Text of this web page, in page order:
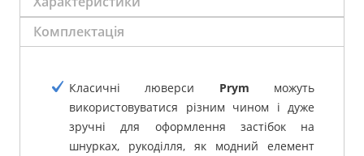
Комплектація
Класичні люверси Prym можуть
використовуватися різним чином і дуже
зручні для оформлення застібок на
шнурках, рукоділля, як модний елемент